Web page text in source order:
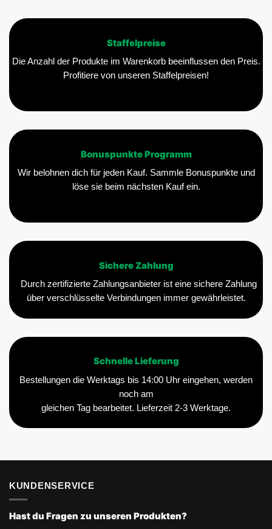
Staffelpreise
Die Anzahl der Produkte im Warenkorb beeinflussen den Preis.
Profitiere von unseren Staffelpreisen!
Bonuspunkte Programm
Wir belohnen dich für jeden Kauf. Sammle Bonuspunkte und
löse sie beim nächsten Kauf ein.
Sichere Zahlung
Durch zertifizierte Zahlungsanbieter ist eine sichere Zahlung
über verschlüsselte Verbindungen immer gewährleistet.
Schnelle Lieferung
Bestellungen die Werktags bis 14:00 Uhr eingehen, werden
noch am
gleichen Tag bearbeitet. Lieferzeit 2-3 Werktage.
KUNDENSERVICE
Hast du Fragen zu unseren Produkten?